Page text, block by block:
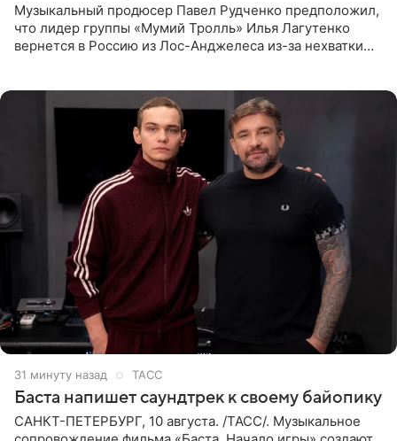
Музыкальный продюсер Павел Рудченко предположил,
что лидер группы «Мумий Тролль» Илья Лагутенко
вернется в Россию из Лос-Анджелеса из-за нехватки
31 минуту назад ТАСС
Баста напишет саундтрек к своему байопику
САНКТ-ПЕТЕРБУРГ, 10 августа. /ТАСС/. Музыкальное